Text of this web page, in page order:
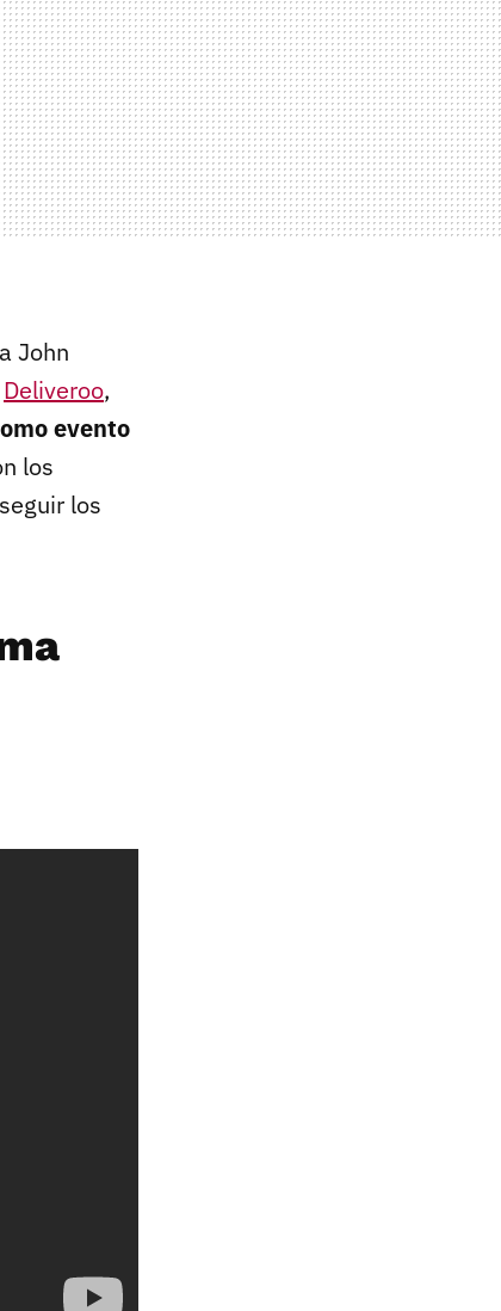
John
Deliveroo,
evento
los
los